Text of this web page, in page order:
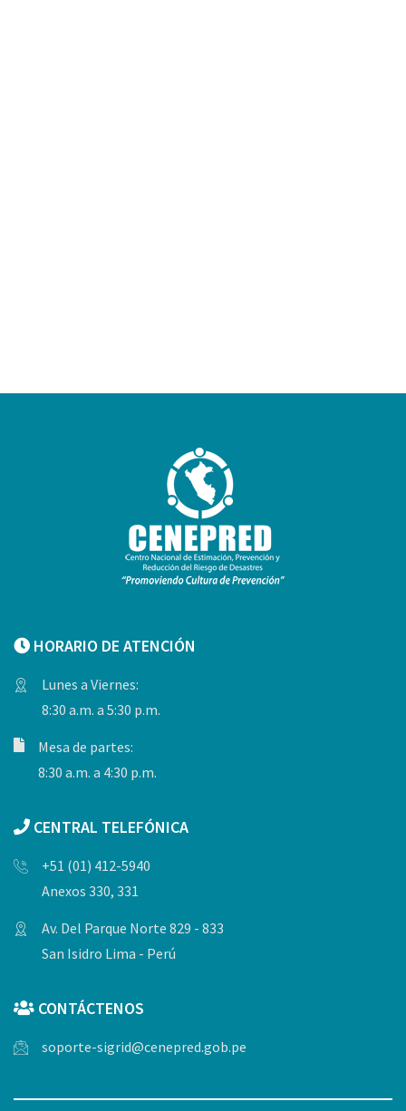
HORARIO DE ATENCIÓN
Lunes a Viernes:
8:30 a.m. a 5:30 p.m.
Mesa de partes:
8:30 a.m. a 4:30 p.m.
CENTRAL TELEFÓNICA
+51 (01) 412-5940
Anexos 330, 331
Av. Del Parque Norte 829 - 833
San Isidro Lima - Perú
CONTÁCTENOS
soporte-sigrid@cenepred.gob.pe